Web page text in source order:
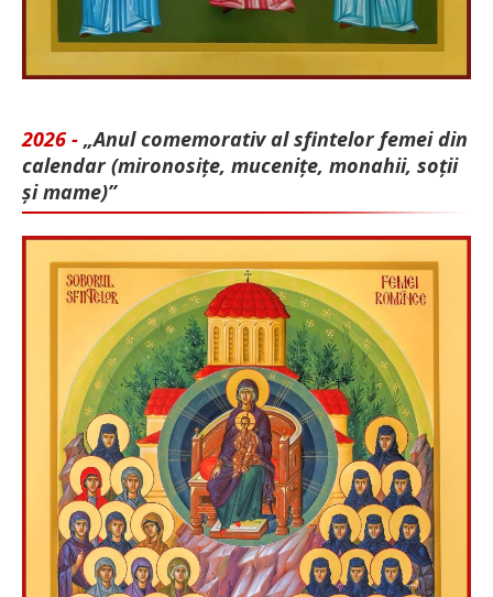
2026 - „Anul comemorativ al sfintelor femei din
calendar (mironosițe, mu­cenițe, monahii, soții
și mame)”